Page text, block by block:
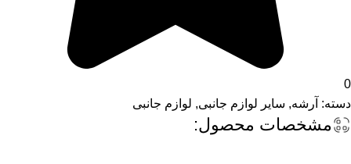
0
دسته: آرشه, سایر لوازم جانبی, لوازم جانبی
مشخصات محصول: